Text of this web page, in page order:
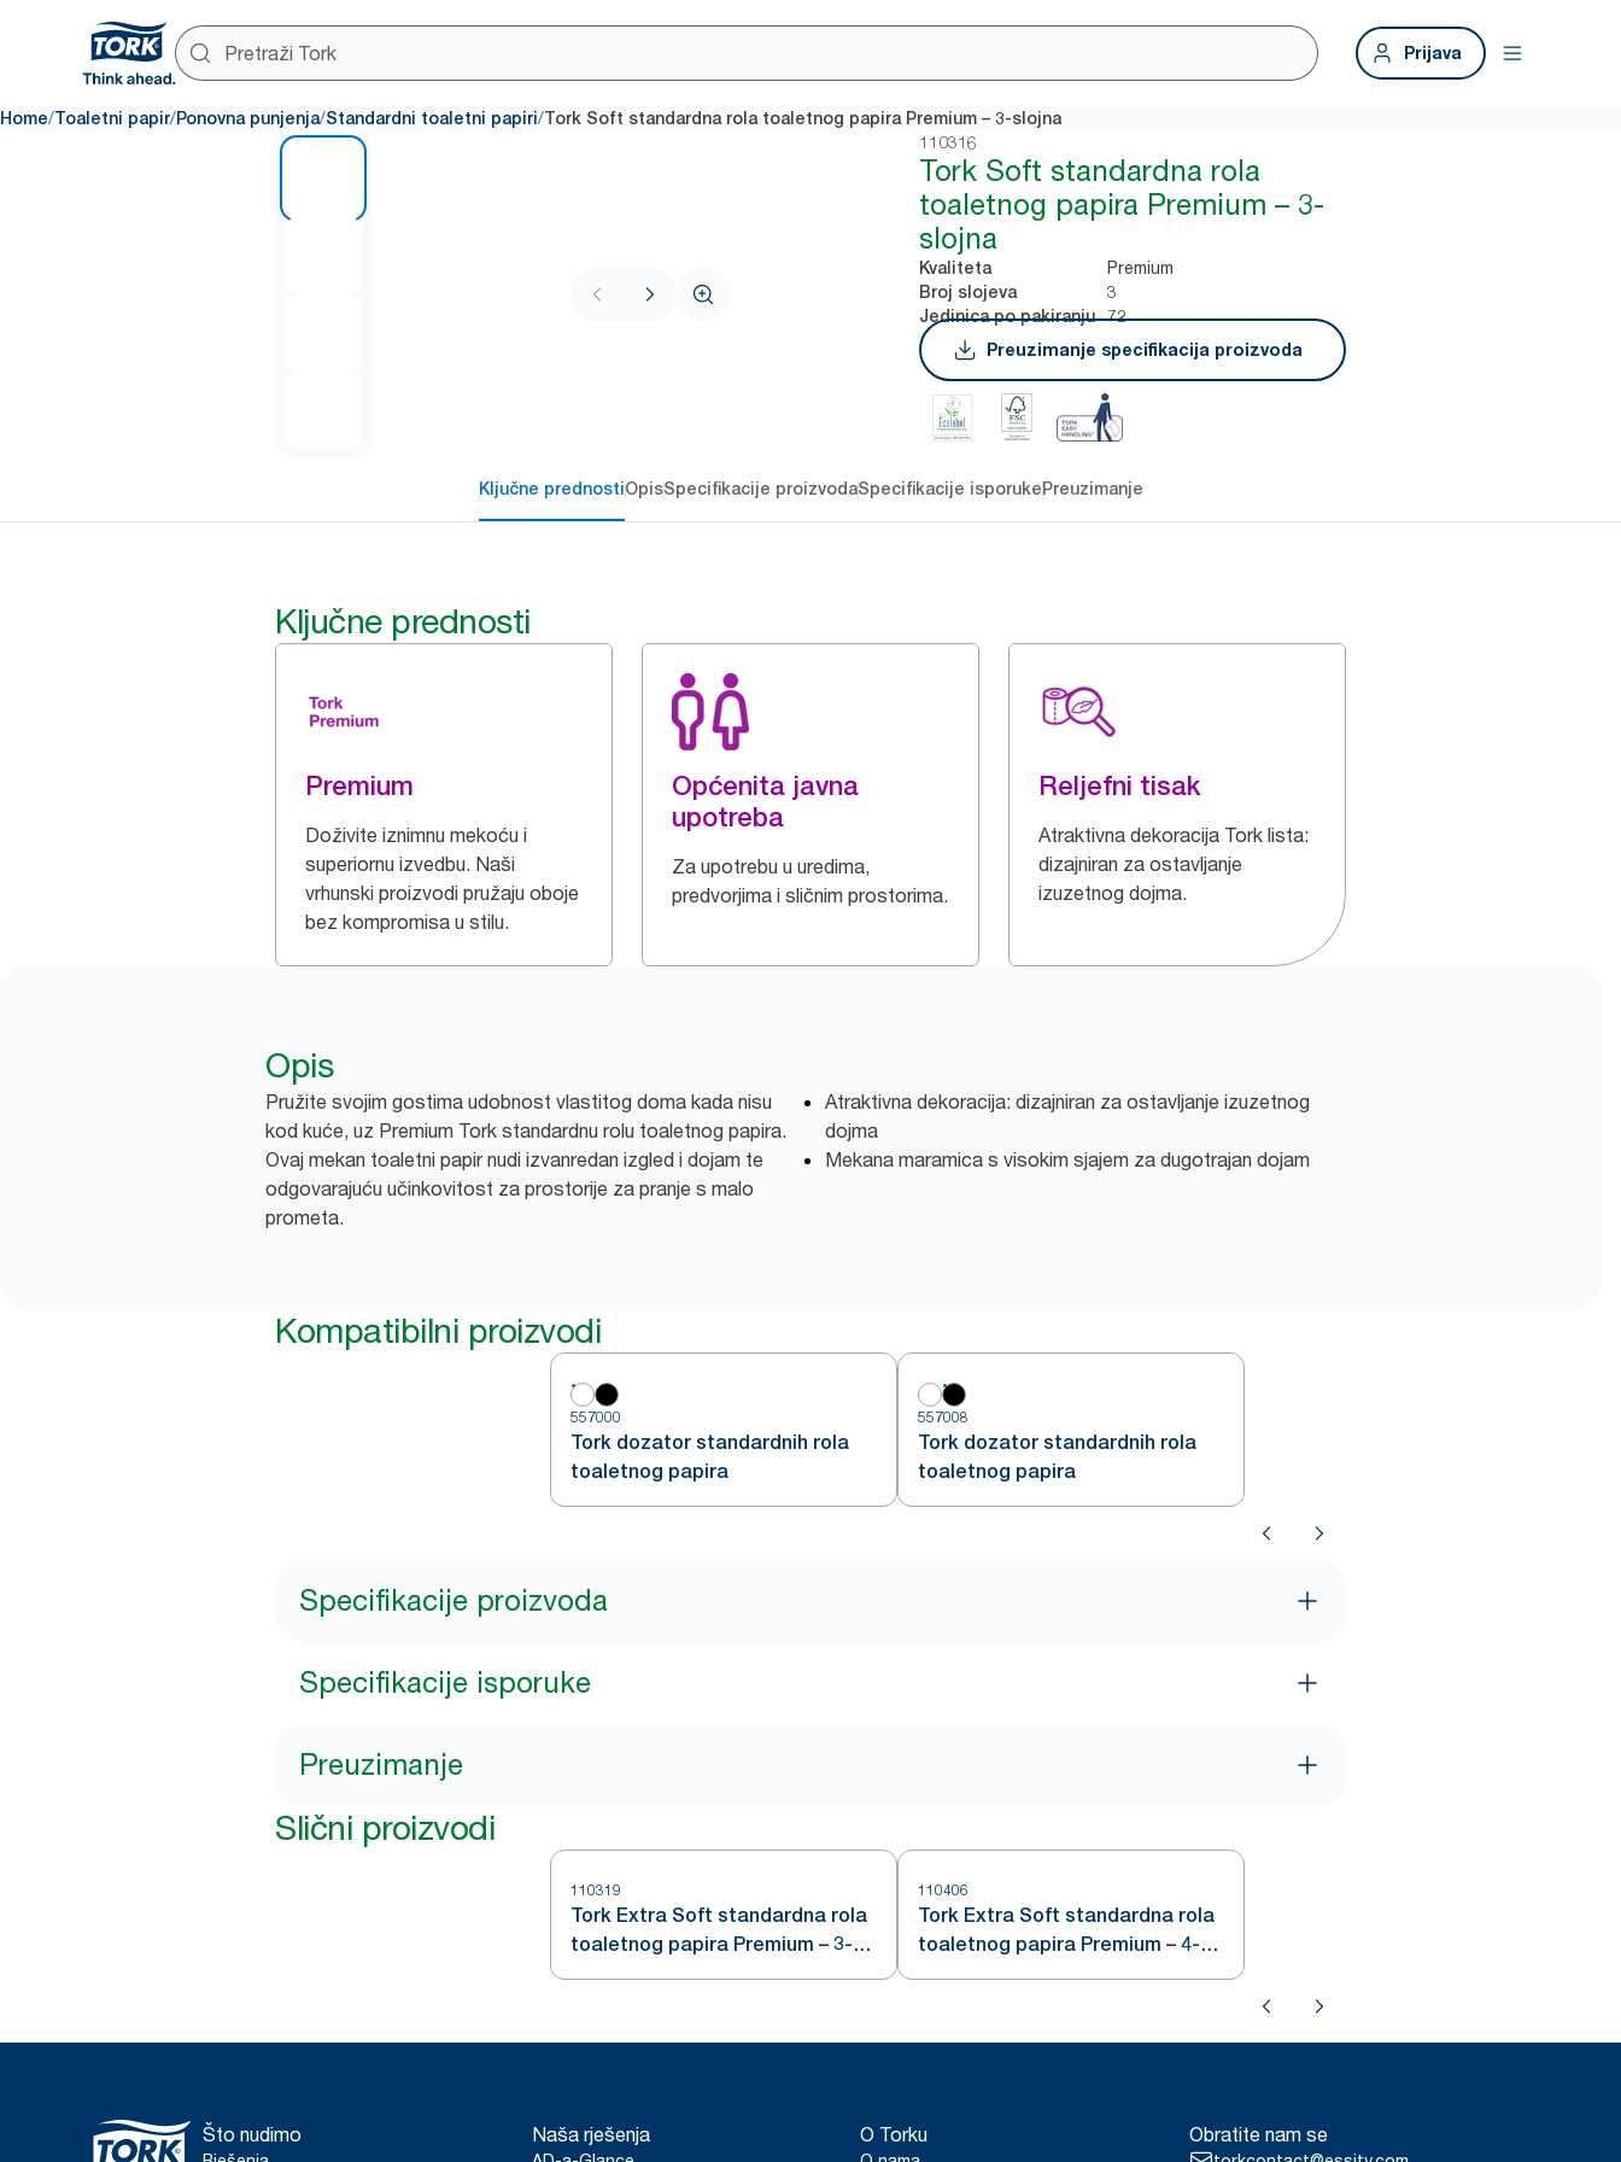
Prijava
Home/Toaletni papir/Ponovna punjenja/Standardni toaletni papiri/Tork Soft standardna rola toaletnog papira Premium – 3-slojna
110316
Tork Soft standardna rola
toaletnog papira Premium – 3-
slojna
Kvaliteta Premium
Broj slojeva 3
Jedinica po pakiranju
72
Preuzimanje specifikacija proizvoda
Ključne prednostiOpisSpecifikacije proizvodaSpecifikacije isporukePreuzimanje
Ključne prednosti
Premium
Doživite iznimnu mekoću i
superiornu izvedbu. Naši
vrhunski proizvodi pružaju oboje
bez kompromisa u stilu.
Općenita javna
upotreba
Za upotrebu u uredima,
predvorjima i sličnim prostorima.
Reljefni tisak
Atraktivna dekoracija Tork lista:
dizajniran za ostavljanje
izuzetnog dojma.
Opis
Pružite svojim gostima udobnost vlastitog doma kada nisu
kod kuće, uz Premium Tork standardnu rolu toaletnog papira.
Ovaj mekan toaletni papir nudi izvanredan izgled i dojam te
odgovarajuću učinkovitost za prostorije za pranje s malo
prometa.
Atraktivna dekoracija: dizajniran za ostavljanje izuzetnog
dojma
Mekana maramica s visokim sjajem za dugotrajan dojam
Kompatibilni proizvodi
557000
Tork dozator standardnih rola
toaletnog papira
557008
Tork dozator standardnih rola
toaletnog papira
Specifikacije proizvoda
Specifikacije isporuke
Preuzimanje
Slični proizvodi
110319
Tork Extra Soft standardna rola
toaletnog papira Premium – 3-
slojna
110406
Tork Extra Soft standardna rola
toaletnog papira Premium – 4-
slojna
Što nudimo Naša rješenja O Torku Obratite nam se